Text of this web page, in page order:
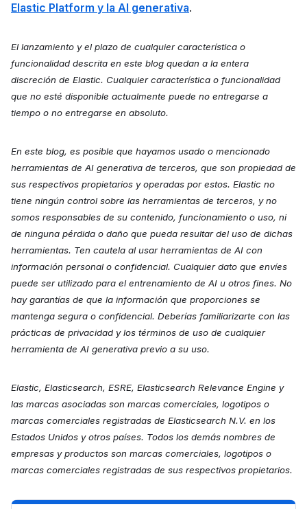
Elastic Platform y la AI generativa.
El lanzamiento y el plazo de cualquier característica o
funcionalidad descrita en este blog quedan a la entera
discreción de Elastic. Cualquier característica o funcionalidad
que no esté disponible actualmente puede no entregarse a
tiempo o no entregarse en absoluto.
En este blog, es posible que hayamos usado o mencionado
herramientas de AI generativa de terceros, que son propiedad de
sus respectivos propietarios y operadas por estos. Elastic no
tiene ningún control sobre las herramientas de terceros, y no
somos responsables de su contenido, funcionamiento o uso, ni
de ninguna pérdida o daño que pueda resultar del uso de dichas
herramientas. Ten cautela al usar herramientas de AI con
información personal o confidencial. Cualquier dato que envíes
puede ser utilizado para el entrenamiento de AI u otros fines. No
hay garantías de que la información que proporciones se
mantenga segura o confidencial. Deberías familiarizarte con las
prácticas de privacidad y los términos de uso de cualquier
herramienta de AI generativa previo a su uso.
Elastic, Elasticsearch, ESRE, Elasticsearch Relevance Engine y
las marcas asociadas son marcas comerciales, logotipos o
marcas comerciales registradas de Elasticsearch N.V. en los
Estados Unidos y otros países. Todos los demás nombres de
empresas y productos son marcas comerciales, logotipos o
marcas comerciales registradas de sus respectivos propietarios.